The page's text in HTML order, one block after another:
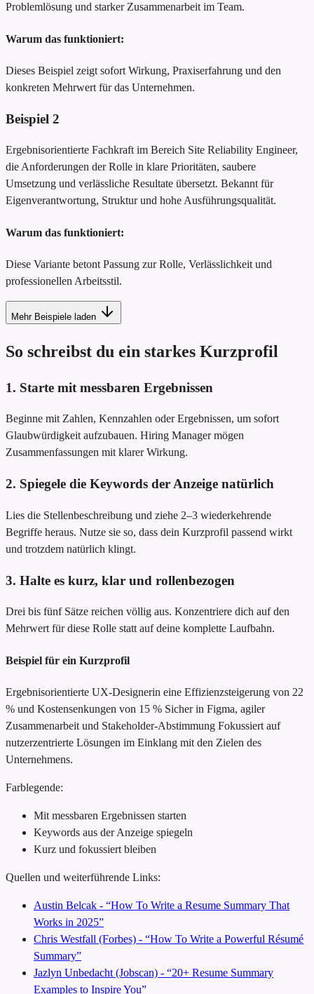
Problemlösung und starker Zusammenarbeit im Team.
Warum das funktioniert:
Dieses Beispiel zeigt sofort Wirkung, Praxiserfahrung und den
konkreten Mehrwert für das Unternehmen.
Beispiel 2
Ergebnisorientierte Fachkraft im Bereich Site Reliability Engineer,
die Anforderungen der Rolle in klare Prioritäten, saubere
Umsetzung und verlässliche Resultate übersetzt. Bekannt für
Eigenverantwortung, Struktur und hohe Ausführungsqualität.
Warum das funktioniert:
Diese Variante betont Passung zur Rolle, Verlässlichkeit und
professionellen Arbeitsstil.
Mehr Beispiele laden
So schreibst du ein starkes Kurzprofil
1. Starte mit messbaren Ergebnissen
Beginne mit Zahlen, Kennzahlen oder Ergebnissen, um sofort
Glaubwürdigkeit aufzubauen. Hiring Manager mögen
Zusammenfassungen mit klarer Wirkung.
2. Spiegele die Keywords der Anzeige natürlich
Lies die Stellenbeschreibung und ziehe 2–3 wiederkehrende
Begriffe heraus. Nutze sie so, dass dein Kurzprofil passend wirkt
und trotzdem natürlich klingt.
3. Halte es kurz, klar und rollenbezogen
Drei bis fünf Sätze reichen völlig aus. Konzentriere dich auf den
Mehrwert für diese Rolle statt auf deine komplette Laufbahn.
Beispiel für ein Kurzprofil
Ergebnisorientierte UX-Designerin eine Effizienzsteigerung von 22
% und Kostensenkungen von 15 % Sicher in Figma, agiler
Zusammenarbeit und Stakeholder-Abstimmung Fokussiert auf
nutzerzentrierte Lösungen im Einklang mit den Zielen des
Unternehmens.
Farblegende:
Mit messbaren Ergebnissen starten
Keywords aus der Anzeige spiegeln
Kurz und fokussiert bleiben
Quellen und weiterführende Links:
Austin Belcak - “How To Write a Resume Summary That
Works in 2025”
Chris Westfall (Forbes) - “How To Write a Powerful Résumé
Summary”
Jazlyn Unbedacht (Jobscan) - “20+ Resume Summary
Examples to Inspire You”